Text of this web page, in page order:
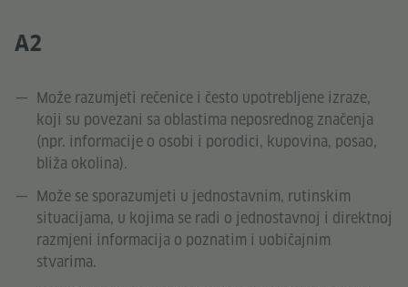
A2
Može razumjeti rečenice i često upotrebljene izraze,
koji su povezani sa oblastima neposrednog značenja
(npr. informacije o osobi i porodici, kupovina, posao,
bliža okolina).
Može se sporazumjeti u jednostavnim, rutinskim
situacijama, u kojima se radi o jednostavnoj i direktnoj
razmjeni informacija o poznatim i uobičajnim
stvarima.